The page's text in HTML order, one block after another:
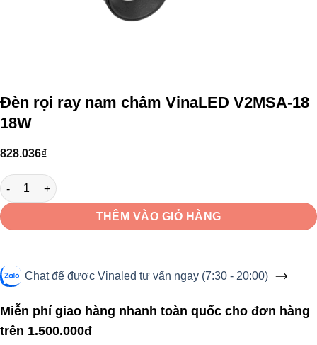
Đèn rọi ray nam châm VinaLED V2MSA-18
18W
828.036₫
Đèn rọi ray nam châm VinaLED V2MSA-18 18W số lượng
THÊM VÀO GIỎ HÀNG
Chat để được Vinaled tư vấn ngay (7:30 - 20:00)
Miễn phí giao hàng nhanh toàn quốc cho đơn hàng
trên 1.500.000đ